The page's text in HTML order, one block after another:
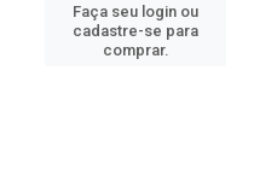
Faça seu login ou
cadastre-se para
comprar.